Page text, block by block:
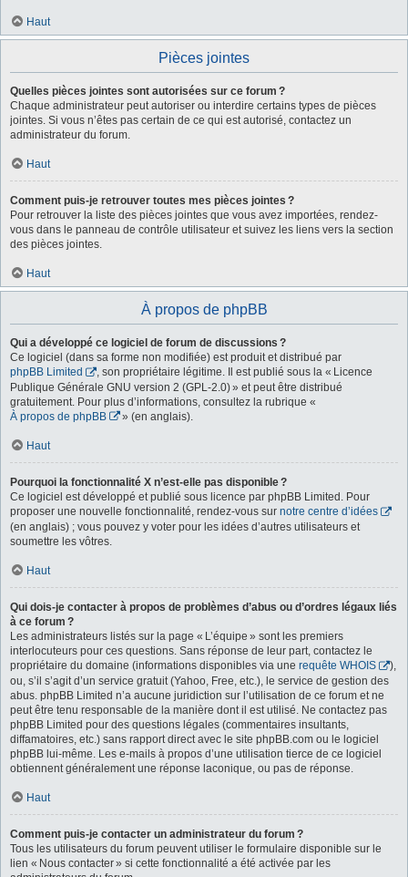
Haut
Pièces jointes
Quelles pièces jointes sont autorisées sur ce forum ?
Chaque administrateur peut autoriser ou interdire certains types de pièces
jointes. Si vous n’êtes pas certain de ce qui est autorisé, contactez un
administrateur du forum.
Haut
Comment puis-je retrouver toutes mes pièces jointes ?
Pour retrouver la liste des pièces jointes que vous avez importées, rendez-
vous dans le panneau de contrôle utilisateur et suivez les liens vers la section
des pièces jointes.
Haut
À propos de phpBB
Qui a développé ce logiciel de forum de discussions ?
Ce logiciel (dans sa forme non modifiée) est produit et distribué par
phpBB Limited
, son propriétaire légitime. Il est publié sous la « Licence
Publique Générale GNU version 2 (GPL-2.0) » et peut être distribué
gratuitement. Pour plus d’informations, consultez la rubrique «
À propos de phpBB
» (en anglais).
Haut
Pourquoi la fonctionnalité X n’est-elle pas disponible ?
Ce logiciel est développé et publié sous licence par phpBB Limited. Pour
proposer une nouvelle fonctionnalité, rendez-vous sur notre centre d’idées
(en anglais) ; vous pouvez y voter pour les idées d’autres utilisateurs et
soumettre les vôtres.
Haut
Qui dois-je contacter à propos de problèmes d’abus ou d’ordres légaux liés
à ce forum ?
Les administrateurs listés sur la page « L’équipe » sont les premiers
interlocuteurs pour ces questions. Sans réponse de leur part, contactez le
propriétaire du domaine (informations disponibles via une requête WHOIS
),
ou, s’il s’agit d’un service gratuit (Yahoo, Free, etc.), le service de gestion des
abus. phpBB Limited n’a aucune juridiction sur l’utilisation de ce forum et ne
peut être tenu responsable de la manière dont il est utilisé. Ne contactez pas
phpBB Limited pour des questions légales (commentaires insultants,
diffamatoires, etc.) sans rapport direct avec le site phpBB.com ou le logiciel
phpBB lui-même. Les e-mails à propos d’une utilisation tierce de ce logiciel
obtiennent généralement une réponse laconique, ou pas de réponse.
Haut
Comment puis-je contacter un administrateur du forum ?
Tous les utilisateurs du forum peuvent utiliser le formulaire disponible sur le
lien « Nous contacter » si cette fonctionnalité a été activée par les